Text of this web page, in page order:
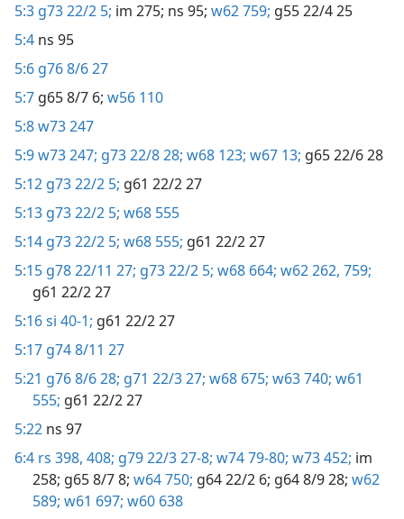
5:3 g73 22/2 5; im 275; ns 95; w62 759; g55 22/4 25
5:4 ns 95
5:6 g76 8/6 27
5:7 g65 8/7 6; w56 110
5:8w73 247
5:9w73 247; g73 22/8 28; w68 123; w67 13; g65 22/6 28
5:12 g73 22/2 5; g61 22/2 27
5:13 g73 22/2 5; w68 555
5:14 g73 22/2 5; w68 555; g61 22/2 27
5:15 g78 22/11 27; g73 22/2 5; w68 664; w62 262, 759;
g61 22/2 27
5:16si 40-1; g61 22/2 27
5:17 g74 8/11 27
5:21 g76 8/6 28; g71 22/3 27; w68 675; w63 740; w61
555; g61 22/2 27
5:22 ns 97
6:4 rs 398, 408; g79 22/3 27-8; w74 79-80; w73 452; im
258; g65 8/7 8; w64 750; g64 22/2 6; g64 8/9 28; w62
589; w61 697; w60 638